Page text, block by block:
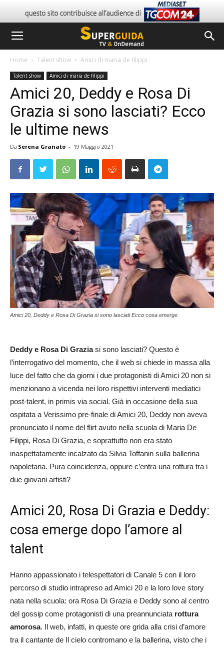
Home Talent show Amici di maria de filippi
Talent show Amici di maria de filippi
Amici 20, Deddy e Rosa Di
Grazia si sono lasciati? Ecco
le ultime news
Da Serena Granato - 19 Maggio 2021
Amici 20, Deddy e Rosa Di Grazia si sono lasciati Ecco cosa emerge
Deddy e Rosa Di Graziasi sono lasciati? Questo è
l’interrogativo del momento, che il web si chiede in massa alla
luce del fatto che da giorni i due protagonisti di Amici 20 non si
menzionano a vicenda nei loro rispettivi interventi mediatici
post-talent, in primis via social. Già in occasione della sua
ospitata a Verissimo pre-finale di Amici 20, Deddy non aveva
pronunciato il nome del flirt avuto nella scuola di Maria De
Filippi, Rosa Di Grazia, e soprattutto non era stato
inaspettatamente incalzato da Silvia Toffanin sulla ballerina
napoletana. Pura coincidenza, oppure c’entra una rottura tra i
due giovani artisti?
Amici 20, Rosa Di Grazia e Deddy:
cosa emerge dopo l’amore al
talent
Hanno appassionato i telespettatori di Canale 5 con il loro
percorso di studio intrapreso ad Amici 20 e la loro love story
nata nella scuola: ora Rosa Di Grazia e Deddy sono al centro
del gossip come protagonisti di una preannunciata rottura
amorosa. Il web, infatti, in queste ore grida alla crisi d’amore
tra il cantante de Il cielo contromano e la ballerina, visto che i